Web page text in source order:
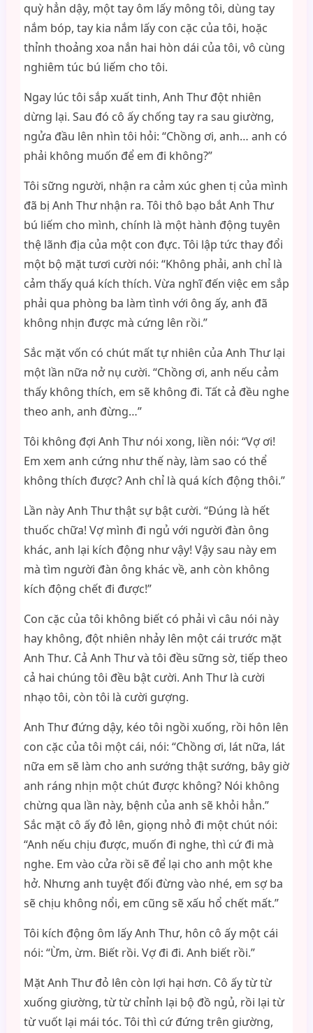
quỳ hẳn dậy, một tay ôm lấy mông tôi, dùng tay
nắm bóp, tay kia nắm lấy con cặc của tôi, hoặc
thỉnh thoảng xoa nắn hai hòn dái của tôi, vô cùng
nghiêm túc bú liếm cho tôi.
Ngay lúc tôi sắp xuất tinh, Anh Thư đột nhiên
dừng lại. Sau đó cô ấy chống tay ra sau giường,
ngửa đầu lên nhìn tôi hỏi: “Chồng ơi, anh… anh có
phải không muốn để em đi không?”
Tôi sững người, nhận ra cảm xúc ghen tị của mình
đã bị Anh Thư nhận ra. Tôi thô bạo bắt Anh Thư
bú liếm cho mình, chính là một hành động tuyên
thệ lãnh địa của một con đực. Tôi lập tức thay đổi
một bộ mặt tươi cười nói: “Không phải, anh chỉ là
cảm thấy quá kích thích. Vừa nghĩ đến việc em sắp
phải qua phòng ba làm tình với ông ấy, anh đã
không nhịn được mà cứng lên rồi.”
Sắc mặt vốn có chút mất tự nhiên của Anh Thư lại
một lần nữa nở nụ cười. “Chồng ơi, anh nếu cảm
thấy không thích, em sẽ không đi. Tất cả đều nghe
theo anh, anh đừng…”
Tôi không đợi Anh Thư nói xong, liền nói: “Vợ ơi!
Em xem anh cứng như thế này, làm sao có thể
không thích được? Anh chỉ là quá kích động thôi.”
Lần này Anh Thư thật sự bật cười. “Đúng là hết
thuốc chữa! Vợ mình đi ngủ với người đàn ông
khác, anh lại kích động như vậy! Vậy sau này em
mà tìm người đàn ông khác về, anh còn không
kích động chết đi được!”
Con cặc của tôi không biết có phải vì câu nói này
hay không, đột nhiên nhảy lên một cái trước mặt
Anh Thư. Cả Anh Thư và tôi đều sững sờ, tiếp theo
cả hai chúng tôi đều bật cười. Anh Thư là cười
nhạo tôi, còn tôi là cười gượng.
Anh Thư đứng dậy, kéo tôi ngồi xuống, rồi hôn lên
con cặc của tôi một cái, nói: “Chồng ơi, lát nữa, lát
nữa em sẽ làm cho anh sướng thật sướng, bây giờ
anh ráng nhịn một chút được không? Nói không
chừng qua lần này, bệnh của anh sẽ khỏi hẳn.”
Sắc mặt cô ấy đỏ lên, giọng nhỏ đi một chút nói:
“Anh nếu chịu được, muốn đi nghe, thì cứ đi mà
nghe. Em vào cửa rồi sẽ để lại cho anh một khe
hở. Nhưng anh tuyệt đối đừng vào nhé, em sợ ba
sẽ chịu không nổi, em cũng sẽ xấu hổ chết mất.”
Tôi kích động ôm lấy Anh Thư, hôn cô ấy một cái
nói: “Ừm, ừm. Biết rồi. Vợ đi đi. Anh biết rồi.”
Mặt Anh Thư đỏ lên còn lợi hại hơn. Cô ấy từ từ
xuống giường, từ từ chỉnh lại bộ đồ ngủ, rồi lại từ
từ vuốt lại mái tóc. Tôi thì cứ đứng trên giường,